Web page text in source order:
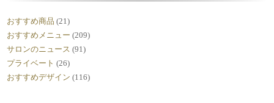
おすすめ商品 (21)
おすすめメニュー (209)
サロンのニュース (91)
プライベート (26)
おすすめデザイン (116)